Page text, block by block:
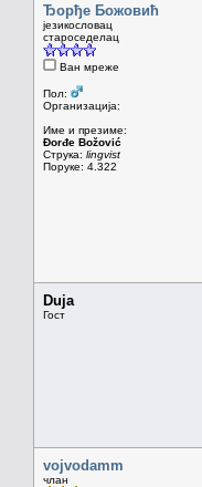
Ђорђе Божовић
језикословац
староседелац
Ван мреже
Пол:
Организација:
Име и презиме:
Đorđe Božović
Струка: lingvist
Поруке: 4.322
Duja
Гост
vojvodamm
члан